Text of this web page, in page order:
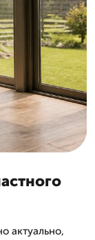
актуально,